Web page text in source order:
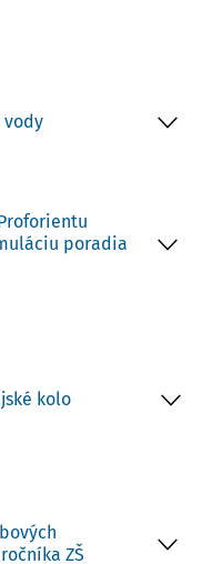
vody
poradia
kolo
ZŠ